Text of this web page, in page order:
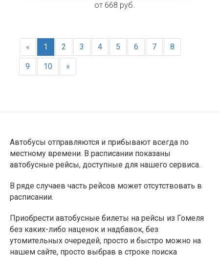
от 668 руб.
« 1 2 3 4 5 6 7 8
9 10 »
Автобусы отправляются и прибывают всегда по
местному времени. В расписании показаны
автобусные рейсы, доступные для нашего сервиса.
В ряде случаев часть рейсов может отсутствовать в
расписании.
Приобрести автобусные билеты на рейсы из Гомеля
без каких-либо наценок и надбавок, без
утомительных очередей, просто и быстро можно на
нашем сайте, просто выбрав в строке поиска